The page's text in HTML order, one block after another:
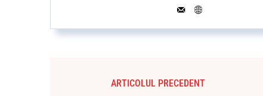
ARTICOLUL PRECEDENT